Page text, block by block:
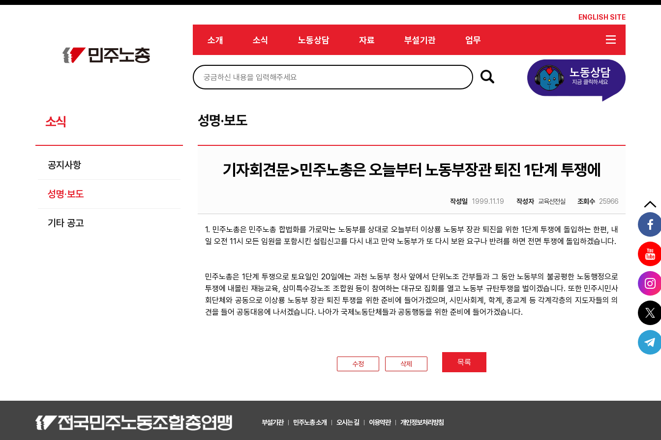
메뉴 건너뛰기
ENGLISH SITE
소개 소식 노동상담 자료 부설기관 업무
노동상담
지금 클릭하세요
소식
공지사항
성명·보도
기타 공고
성명·보도
기자회견문>민주노총은 오늘부터 노동부장관 퇴진 1단계 투쟁에
작성일 1999.11.19 작성자 교육선전실 조회수 25966
1. 민주노총은 민주노총 합법화를 가로막는 노동부를 상대로 오늘부터 이상룡 노동부 장관 퇴진을 위한 1단계 투쟁에 돌입하는 한편, 내
일 오전 11시 모든 임원을 포함시킨 설립신고를 다시 내고 만약 노동부가 또 다시 보완 요구나 반려를 하면 전면 투쟁에 돌입하겠습니다.
민주노총은 1단계 투쟁으로 토요일인 20일에는 과천 노동부 청사 앞에서 단위노조 간부들과 그 동안 노동부의 불공평한 노동행정으로
투쟁에 내몰린 재능교육, 삼미특수강노조 조합원 등이 참여하는 대규모 집회를 열고 노동부 규탄투쟁을 벌이겠습니다. 또한 민주시민사
회단체와 공동으로 이상룡 노동부 장관 퇴진 투쟁을 위한 준비에 들어가겠으며, 시민사회계, 학계, 종교계 등 각계각층의 지도자들의 의
견을 들어 공동대응에 나서겠습니다. 나아가 국제노동단체들과 공동행동을 위한 준비에 들어가겠습니다.
수정 삭제 목록
부설기관 민주노총 소개 오시는 길 이용약관 개인정보처리방침
Sketchbook5, 스케치북5
Sketchbook5, 스케치북5